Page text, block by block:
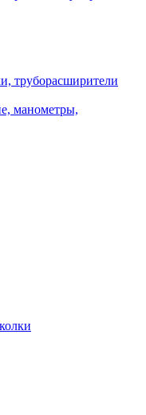
труборасширители
манометры,